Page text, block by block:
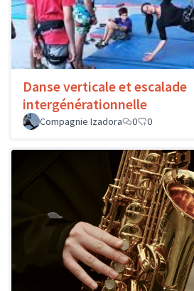
Danse verticale et escalade
intergénérationnelle
Compagnie Izadora
0 0